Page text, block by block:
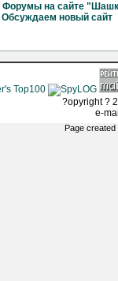
Форумы на сайте
Обсуждаем новый сайт
?opyright ?
e-
Page